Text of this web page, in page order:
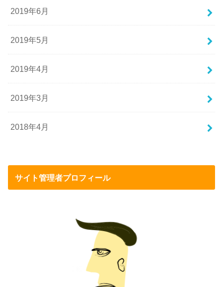
2019年6月
2019年5月
2019年4月
2019年3月
2018年4月
サイト管理者プロフィール